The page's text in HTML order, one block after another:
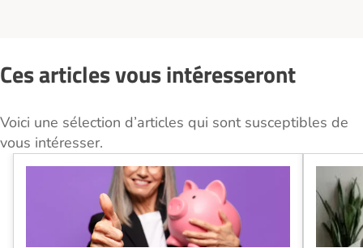
Ces articles vous intéresseront
Voici une sélection d’articles qui sont susceptibles de
vous intéresser.